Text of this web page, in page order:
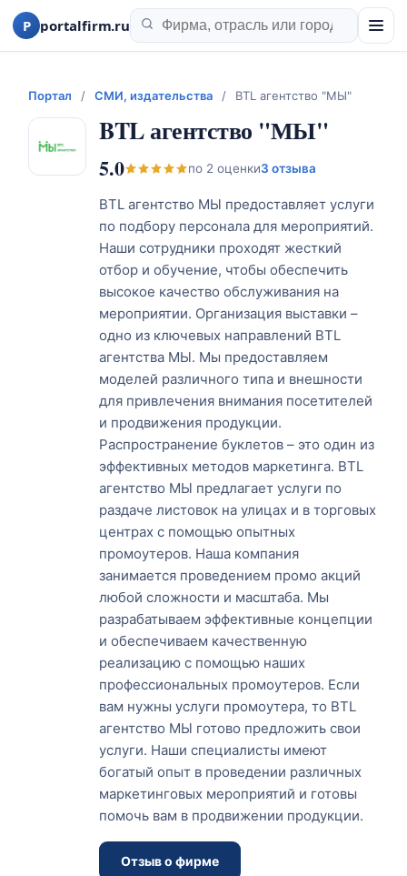
P portalfirm.ru
Портал / СМИ, издательства / BTL агентство "МЫ"
BTL агентство "МЫ"
5.0 по 2 оценки3 отзыва
BTL агентство МЫ предоставляет услуги
по подбору персонала для мероприятий.
Наши сотрудники проходят жесткий
отбор и обучение, чтобы обеспечить
высокое качество обслуживания на
мероприятии. Организация выставки –
одно из ключевых направлений BTL
агентства МЫ. Мы предоставляем
моделей различного типа и внешности
для привлечения внимания посетителей
и продвижения продукции.
Распространение буклетов – это один из
эффективных методов маркетинга. BTL
агентство МЫ предлагает услуги по
раздаче листовок на улицах и в торговых
центрах с помощью опытных
промоутеров. Наша компания
занимается проведением промо акций
любой сложности и масштаба. Мы
разрабатываем эффективные концепции
и обеспечиваем качественную
реализацию с помощью наших
профессиональных промоутеров. Если
вам нужны услуги промоутера, то BTL
агентство МЫ готово предложить свои
услуги. Наши специалисты имеют
богатый опыт в проведении различных
маркетинговых мероприятий и готовы
помочь вам в продвижении продукции.
Отзыв о фирме